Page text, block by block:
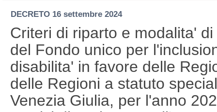
DECRETO 16 settembre 2024
Criteri di riparto e modalita'
del Fondo unico per
disabilita' in favore delle
delle Regioni a statuto
Venezia Giulia, per l'anno